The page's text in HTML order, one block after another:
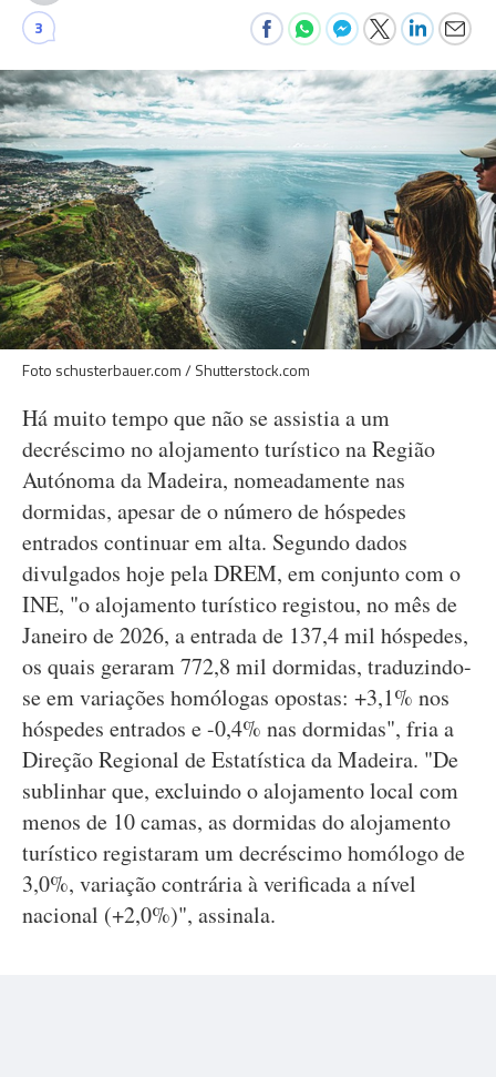
3
Foto schusterbauer.com / Shutterstock.com
Há muito tempo que não se assistia a um
decréscimo no alojamento turístico na Região
Autónoma da Madeira, nomeadamente nas
dormidas, apesar de o número de hóspedes
entrados continuar em alta. Segundo dados
divulgados hoje pela DREM, em conjunto com o
INE, "o alojamento turístico registou, no mês de
Janeiro de 2026, a entrada de 137,4 mil hóspedes,
os quais geraram 772,8 mil dormidas, traduzindo-
se em variações homólogas opostas: +3,1% nos
hóspedes entrados e -0,4% nas dormidas", fria a
Direção Regional de Estatística da Madeira. "De
sublinhar que, excluindo o alojamento local com
menos de 10 camas, as dormidas do alojamento
turístico registaram um decréscimo homólogo de
3,0%, variação contrária à verificada a nível
nacional (+2,0%)", assinala.